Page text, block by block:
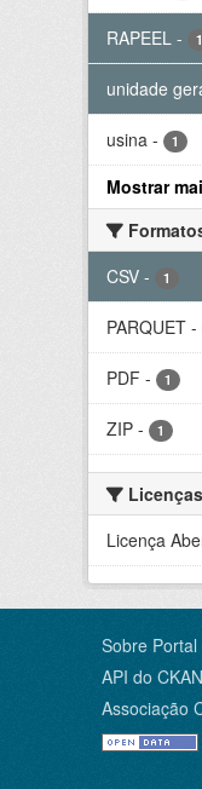
RAPEEL - 1
unidade
usina - 1
Mostrar
CSV - 1
PARQUET -
PDF - 1
ZIP - 1
Licenças
Licença
Sobre
API do CKAN
Associação